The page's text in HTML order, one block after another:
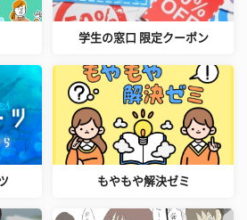
学生の窓口 限定クーポン
もやもや解決ゼミ